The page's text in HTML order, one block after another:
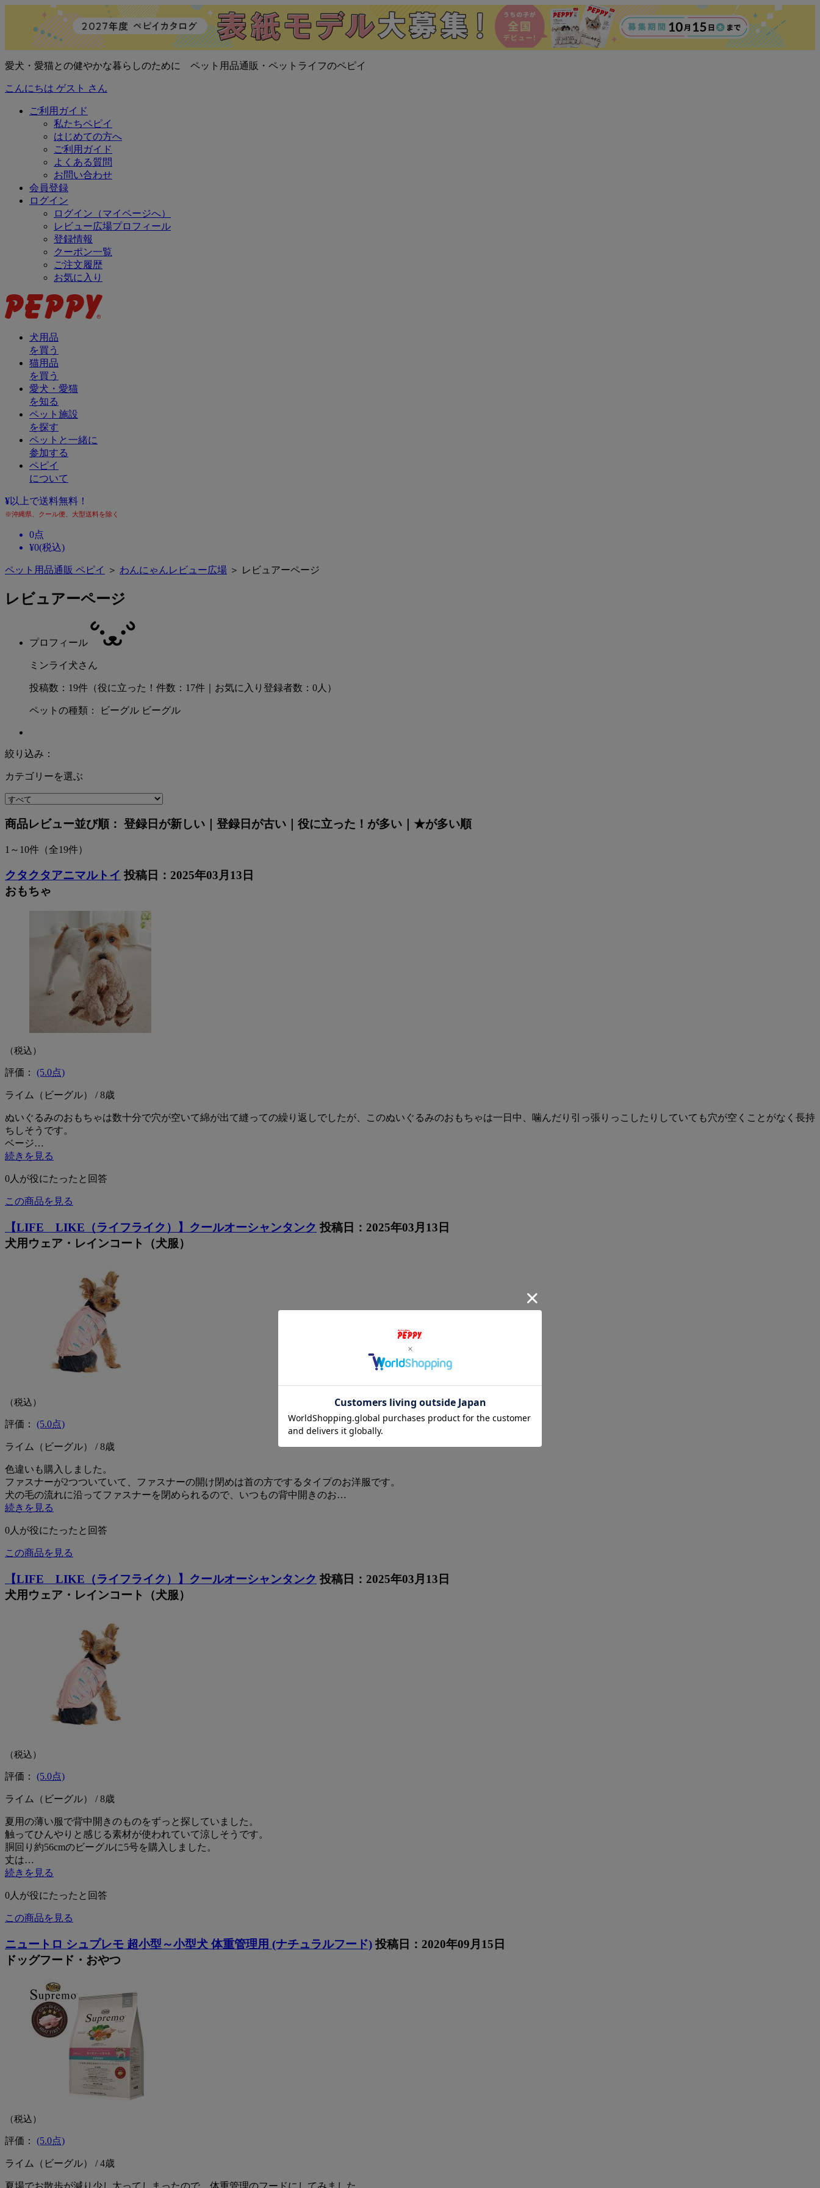
愛犬・愛猫との健やかな暮らしのために ペット用品通販・ペットライフのペピイ
こんにちは ゲスト さん
ご利用ガイド
私たちペピイ
はじめての方へ
ご利用ガイド
よくある質問
お問い合わせ
会員登録
ログイン
ログイン（マイページへ）
レビュー広場プロフィール
登録情報
クーポン一覧
ご注文履歴
お気に入り
犬用品
を買う
猫用品
を買う
愛犬・愛猫
を知る
ペット施設
を探す
ペットと一緒に
参加する
ペピイ
について
¥以上で送料無料！
※沖縄県、クール便、大型送料を除く
0点
¥0(税込)
ペット用品通販 ペピイ ＞ わんにゃんレビュー広場 ＞ レビュアーページ
レビュアーページ
プロフィール
ミンライ犬さん
投稿数：19件（役に立った！件数：17件｜お気に入り登録者数：0人）
ペットの種類： ビーグル ビーグル
絞り込み：
カテゴリーを選ぶ
商品レビュー並び順： 登録日が新しい 登録日が古い 役に立った！が多い ★が多い順
1～10件 （全19件）
クタクタアニマルトイ 投稿日：2025年03月13日
おもちゃ
（税込）
評価： (5.0点)
ライム（ビーグル） / 8歳
ぬいぐるみのおもちゃは数十分で穴が空いて綿が出て縫っての繰り返しでしたが、このぬいぐるみのおもちゃは一日中、噛んだり引っ張りっこしたりしていても穴が空くことがなく長持
ちしそうです。
ベージ…
続きを見る
0 人が役にたったと回答
この商品を見る
【LIFE LIKE（ライフライク）】クールオーシャンタンク 投稿日：2025年03月13日
犬用ウェア・レインコート（犬服）
（税込）
評価： (5.0点)
ライム（ビーグル） / 8歳
色違いも購入しました。
ファスナーが2つついていて、ファスナーの開け閉めは首の方でするタイプのお洋服です。
犬の毛の流れに沿ってファスナーを閉められるので、いつもの背中開きのお…
続きを見る
0人が役にたったと回答
この商品を見る
【LIFE LIKE（ライフライク）】クールオーシャンタンク 投稿日：2025年03月13日
犬用ウェア・レインコート（犬服）
（税込）
評価： (5.0点)
ライム（ビーグル） / 8歳
夏用の薄い服で背中開きのものをずっと探していました。
触ってひんやりと感じる素材が使われていて涼しそうです。
胴回り約56cmのビーグルに5号を購入しました。
丈は…
続きを見る
0 人が役にたったと回答
この商品を見る
ニュートロ シュプレモ 超小型～小型犬 体重管理用 (ナチュラルフード) 投稿日：2020年09月15日
ドッグフード・おやつ
（税込）
評価： (5.0点)
ライム（ビーグル） / 4歳